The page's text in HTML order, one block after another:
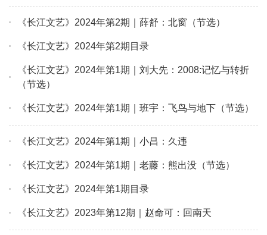
《长江文艺》2024年第2期｜薛舒：北窗（节选）
《长江文艺》2024年第2期目录
《长江文艺》2024年第1期｜刘大先：2008:记忆与转折
（节选）
《长江文艺》2024年第1期｜班宇：飞鸟与地下（节选）
《长江文艺》2024年第1期｜小昌：久违
《长江文艺》2024年第1期｜老藤：熊出没（节选）
《长江文艺》2024年第1期目录
《长江文艺》2023年第12期｜赵命可：回南天